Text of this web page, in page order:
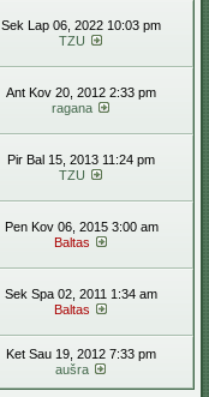
Sek Lap 06, 2022 10:03 pm
TZU
Ant Kov 20, 2012 2:33 pm
ragana
Pir Bal 15, 2013 11:24 pm
TZU
Pen Kov 06, 2015 3:00 am
Baltas
Sek Spa 02, 2011 1:34 am
Baltas
Ket Sau 19, 2012 7:33 pm
aušra